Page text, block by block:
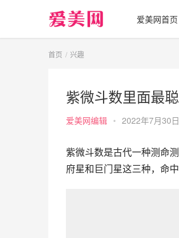
爱美网首页
首页 兴趣
紫微斗数里面最
爱美网编辑 • 2022年7月30
紫微斗数是古代一种测命
府星和巨门星这三种，命